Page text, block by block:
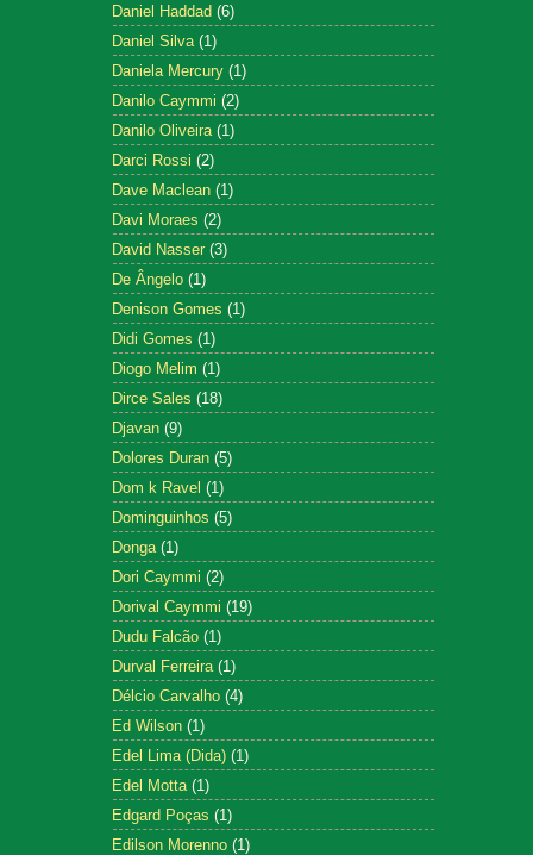
Daniel Haddad (6)
Daniel Silva (1)
Daniela Mercury (1)
Danilo Caymmi (2)
Danilo Oliveira (1)
Darci Rossi (2)
Dave Maclean (1)
Davi Moraes (2)
David Nasser (3)
De Ângelo (1)
Denison Gomes (1)
Didi Gomes (1)
Diogo Melim (1)
Dirce Sales (18)
Djavan (9)
Dolores Duran (5)
Dom k Ravel (1)
Dominguinhos (5)
Donga (1)
Dori Caymmi (2)
Dorival Caymmi (19)
Dudu Falcão (1)
Durval Ferreira (1)
Délcio Carvalho (4)
Ed Wilson (1)
Edel Lima (Dida) (1)
Edel Motta (1)
Edgard Poças (1)
Edilson Morenno (1)